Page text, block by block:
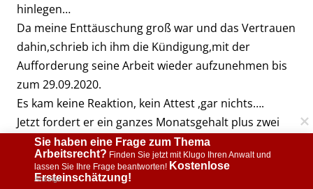
hinlegen…
Da meine Enttäuschung groß war und das Vertrauen
dahin,schrieb ich ihm die Kündigung,mit der
Aufforderung seine Arbeit wieder aufzunehmen bis
zum 29.09.2020.
Es kam keine Reaktion, kein Attest ,gar nichts….
Jetzt fordert er ein ganzes Monatsgehalt plus zwei
Tage Urlaub.
Ich habe jetzt über Monate ,letzte Woche von der
Agentur für Arbeit erst seine SV Nummer
Sie haben eine Frage zum Thema
Arbeitsrecht? Finden Sie jetzt mit Klugo Ihren Anwalt und
lassen Sie Ihre Frage beantworten! Kostenlose
Ersteinschätzung!
Anzeige